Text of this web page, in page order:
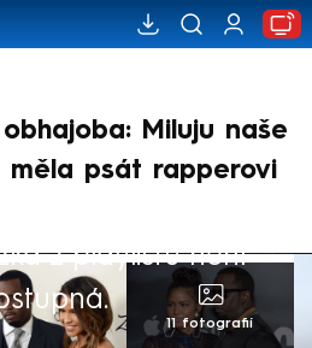
Miluju naše
měla psát rapperovi
z playlistu není
11 fotografií